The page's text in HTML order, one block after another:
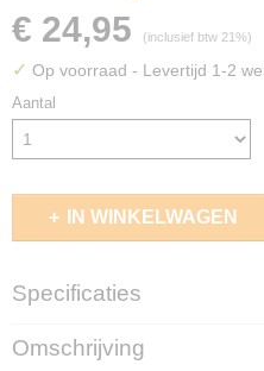
€ 24,95 (inclusief btw 21%)
✓ Op voorraad - Levertijd 1-2
Aantal
IN WINKELWAGEN
Specificaties
EAN code
4010168287133
Omschrijving